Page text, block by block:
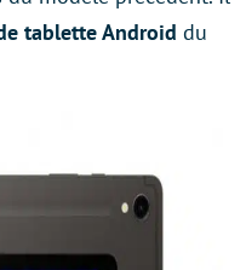
tablette Android du